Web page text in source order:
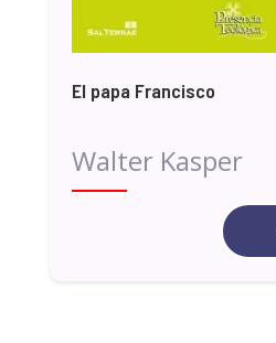
El papa Francisco
Walter Kasper